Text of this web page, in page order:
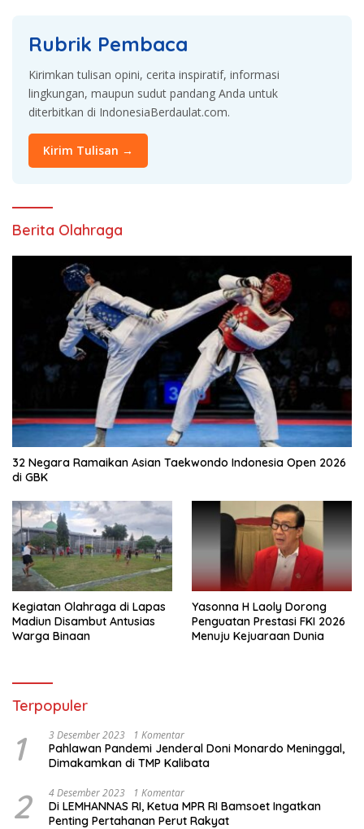
Rubrik Pembaca
Kirimkan tulisan opini, cerita inspiratif, informasi
lingkungan, maupun sudut pandang Anda untuk
diterbitkan di IndonesiaBerdaulat.com.
Kirim Tulisan →
Berita Olahraga
32 Negara Ramaikan Asian Taekwondo Indonesia Open 2026
di GBK
Kegiatan Olahraga di Lapas
Madiun Disambut Antusias
Warga Binaan
Yasonna H Laoly Dorong
Penguatan Prestasi FKI 2026
Menuju Kejuaraan Dunia
Terpopuler
1 3 Desember 2023 1 Komentar
Pahlawan Pandemi Jenderal Doni Monardo Meninggal,
Dimakamkan di TMP Kalibata
2 4 Desember 2023 1 Komentar
Di LEMHANNAS RI, Ketua MPR RI Bamsoet Ingatkan
Penting Pertahanan Perut Rakyat